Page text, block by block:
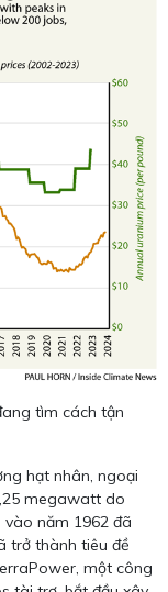
tìm cách tận
hạt nhân, ngoại
megawatt do
năm 1962 đã
trở thành tiêu đề
một công